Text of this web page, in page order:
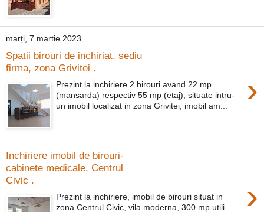
marți, 7 martie 2023
Spatii birouri de inchiriat, sediu
firma, zona Grivitei .
›
Prezint la inchiriere 2 birouri avand 22 mp
(mansarda) respectiv 55 mp (etaj), situate intru-
un imobil localizat in zona Grivitei, imobil am...
Inchiriere imobil de birouri-
cabinete medicale, Centrul
Civic .
›
Prezint la inchiriere, imobil de birouri situat in
zona Centrul Civic, vila moderna, 300 mp utili